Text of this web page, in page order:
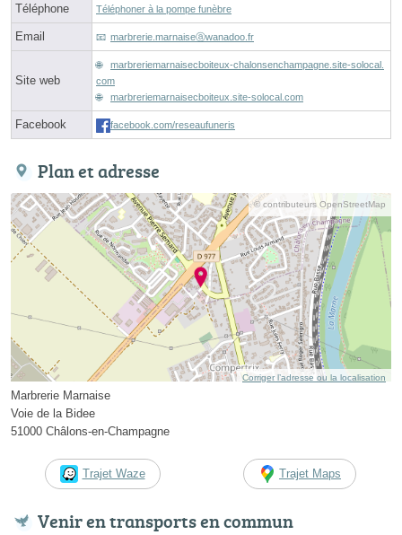
Téléphone Téléphoner à la pompe funèbre
Email marbrerie.marnaiseⓐwanadoo.fr
Site web
marbreriemarnaisecboiteux-chalonsenchampagne.site-solocal.
com
marbreriemarnaisecboiteux.site-solocal.com
Facebook facebook.com/reseaufuneris
Plan et adresse
© contributeurs OpenStreetMap
Corriger l’adresse ou la localisation
Marbrerie Marnaise
Voie de la Bidee
51000 Châlons-en-Champagne
Trajet Waze Trajet Maps
Venir en transports en commun